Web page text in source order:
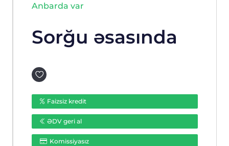
Anbarda var
Sorğu əsasında
Faizsiz kredit
ƏDV geri al
Komissiyasız